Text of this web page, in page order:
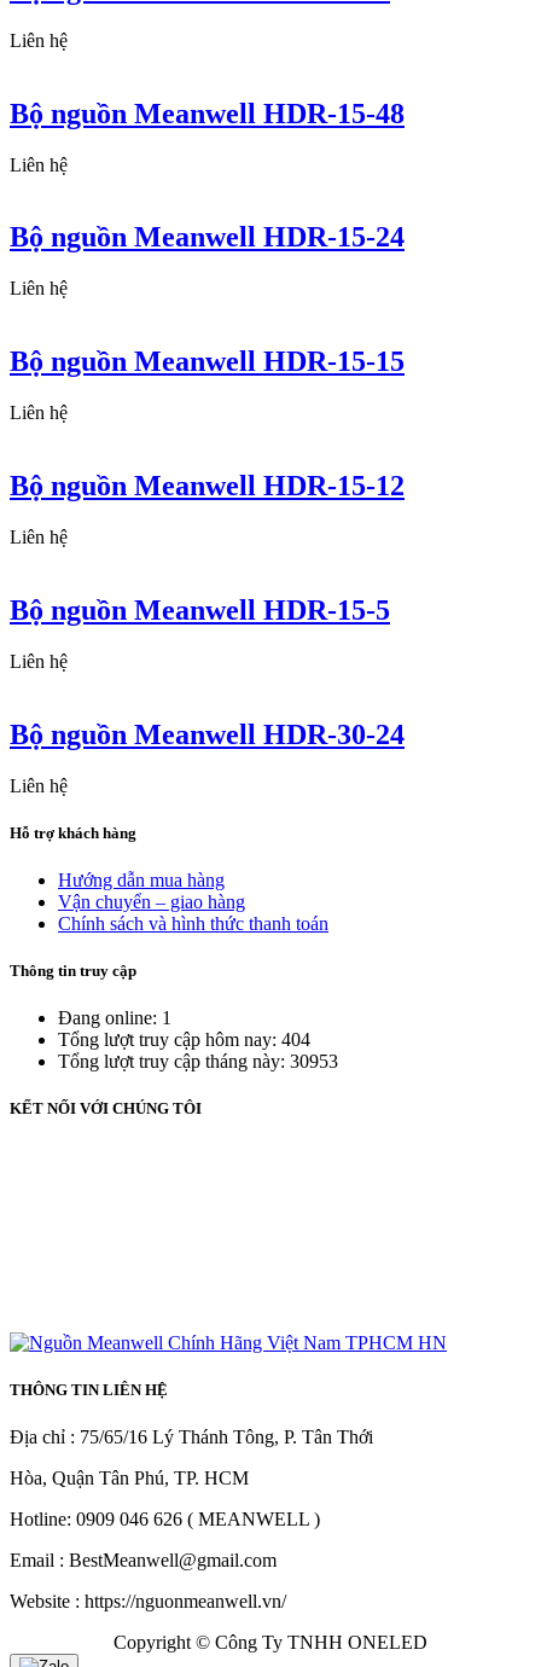
Liên hệ
Bộ nguồn Meanwell HDR-15-48
Liên hệ
Bộ nguồn Meanwell HDR-15-24
Liên hệ
Bộ nguồn Meanwell HDR-15-15
Liên hệ
Bộ nguồn Meanwell HDR-15-12
Liên hệ
Bộ nguồn Meanwell HDR-15-5
Liên hệ
Bộ nguồn Meanwell HDR-30-24
Liên hệ
Hỗ trợ khách hàng
Hướng dẫn mua hàng
Vận chuyển – giao hàng
Chính sách và hình thức thanh toán
Thông tin truy cập
Đang online: 1
Tổng lượt truy cập hôm nay: 404
Tổng lượt truy cập tháng này: 30953
KẾT NỐI VỚI CHÚNG TÔI
THÔNG TIN LIÊN HỆ
Địa chỉ : 75/65/16 Lý Thánh Tông, P. Tân Thới
Hòa, Quận Tân Phú, TP. HCM
Hotline: 0909 046 626 ( MEANWELL )
Email : BestMeanwell@gmail.com
Website : https://nguonmeanwell.vn/
Copyright © Công Ty TNHH ONELED